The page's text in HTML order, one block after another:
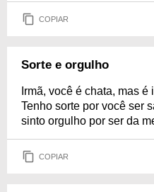
COPIAR
Sorte e orgulho
Irmã, você é chata, mas
Tenho sorte por você ser
sinto orgulho por ser da
COPIAR